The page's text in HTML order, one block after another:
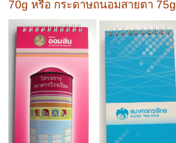
70g หรือ กระดาษถนอมสายตา 75g